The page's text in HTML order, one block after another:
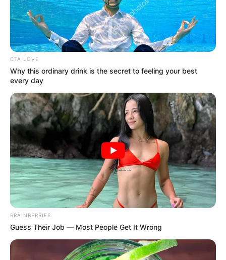
Január 19-én hajnalban borzasztó tragédia történt
a Somogy megyei Barcson. Az egyik család, reggel
vette észre, hogy kéthónapos csecsemőjük
meghalt. Azonnal mentőt hívtak, még
mentőhelikopter is érkezett a helyszínre. Hiába
próbálták újraéleszteni a két hónapos kisfiút, nem
sikerült.
Az édesanyát hibáztatták
CTA LOVE
Why this ordinary drink is the secret to feeling your best
every day
BRAINBERRIES
Guess Their Job — Most People Get It Wrong